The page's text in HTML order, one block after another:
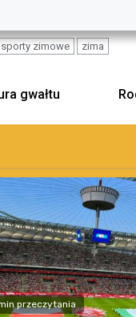
sporty zimowe zima
gwałtu
przeczytania